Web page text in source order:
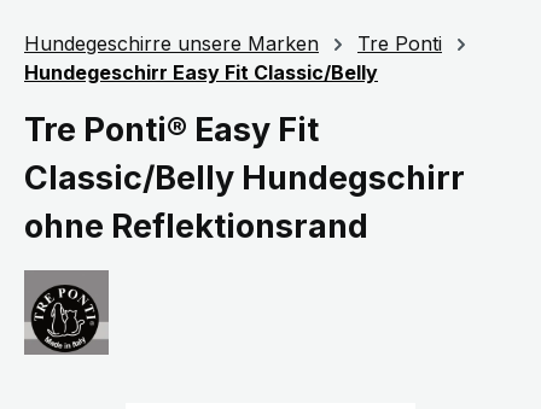
Hundegeschirre unsere Marken
Tre Ponti
Hundegeschirr Easy Fit Classic/Belly
Tre Ponti® Easy Fit
Classic/Belly Hundegschirr
ohne Reflektionsrand